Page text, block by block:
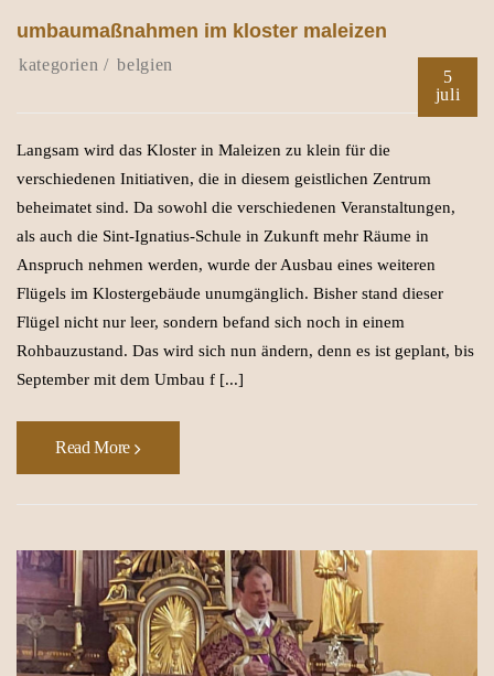
umbaumaßnahmen im kloster maleizen
belgien
5
juli
Langsam wird das Kloster in Maleizen zu klein für die
verschiedenen Initiativen, die in diesem geistlichen Zentrum
beheimatet sind. Da sowohl die verschiedenen Veranstaltungen,
als auch die Sint-Ignatius-Schule in Zukunft mehr Räume in
Anspruch nehmen werden, wurde der Ausbau eines weiteren
Flügels im Klostergebäude unumgänglich. Bisher stand dieser
Flügel nicht nur leer, sondern befand sich noch in einem
Rohbauzustand. Das wird sich nun ändern, denn es ist geplant, bis
September mit dem Umbau f [...]
Read More